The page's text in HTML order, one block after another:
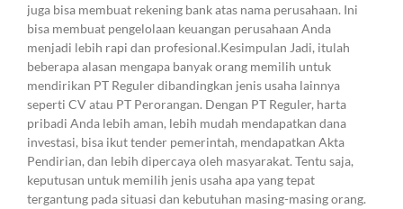
juga bisa membuat rekening bank atas nama perusahaan. Ini
bisa membuat pengelolaan keuangan perusahaan Anda
menjadi lebih rapi dan profesional.Kesimpulan Jadi, itulah
beberapa alasan mengapa banyak orang memilih untuk
mendirikan PT Reguler dibandingkan jenis usaha lainnya
seperti CV atau PT Perorangan. Dengan PT Reguler, harta
pribadi Anda lebih aman, lebih mudah mendapatkan dana
investasi, bisa ikut tender pemerintah, mendapatkan Akta
Pendirian, dan lebih dipercaya oleh masyarakat. Tentu saja,
keputusan untuk memilih jenis usaha apa yang tepat
tergantung pada situasi dan kebutuhan masing-masing orang.